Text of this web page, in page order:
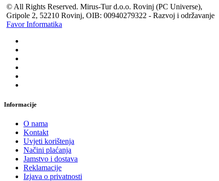
© All Rights Reserved. Mirus-Tur d.o.o. Rovinj (PC Universe),
Gripole 2, 52210 Rovinj, OIB: 00940279322 - Razvoj i održavanje
Favor Informatika
Informacije
O nama
Kontakt
Uvjeti korištenja
Načini plaćanja
Jamstvo i dostava
Reklamacije
Izjava o privatnosti